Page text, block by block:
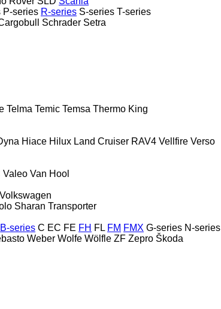
P-series R-series S-series T-series
Schrader Setra
Telma Temic Temsa Thermo King
Hiace Hilux Land Cruiser RAV4 Vellfire Verso
Valeo Van Hool
Volkswagen
Sharan Transporter
B-series C EC FE FH FL FM FMX G-series N-series
Weber Wolfe Wölfle ZF Zepro Škoda